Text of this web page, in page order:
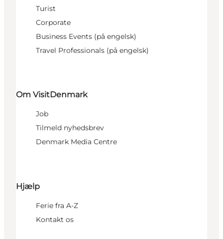
Turist
Corporate
Business Events (på engelsk)
Travel Professionals (på engelsk)
Om VisitDenmark
Job
Tilmeld nyhedsbrev
Denmark Media Centre
Hjælp
Ferie fra A-Z
Kontakt os